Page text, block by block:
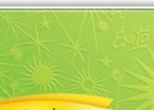
SOMOS TIENDA MINORISTA